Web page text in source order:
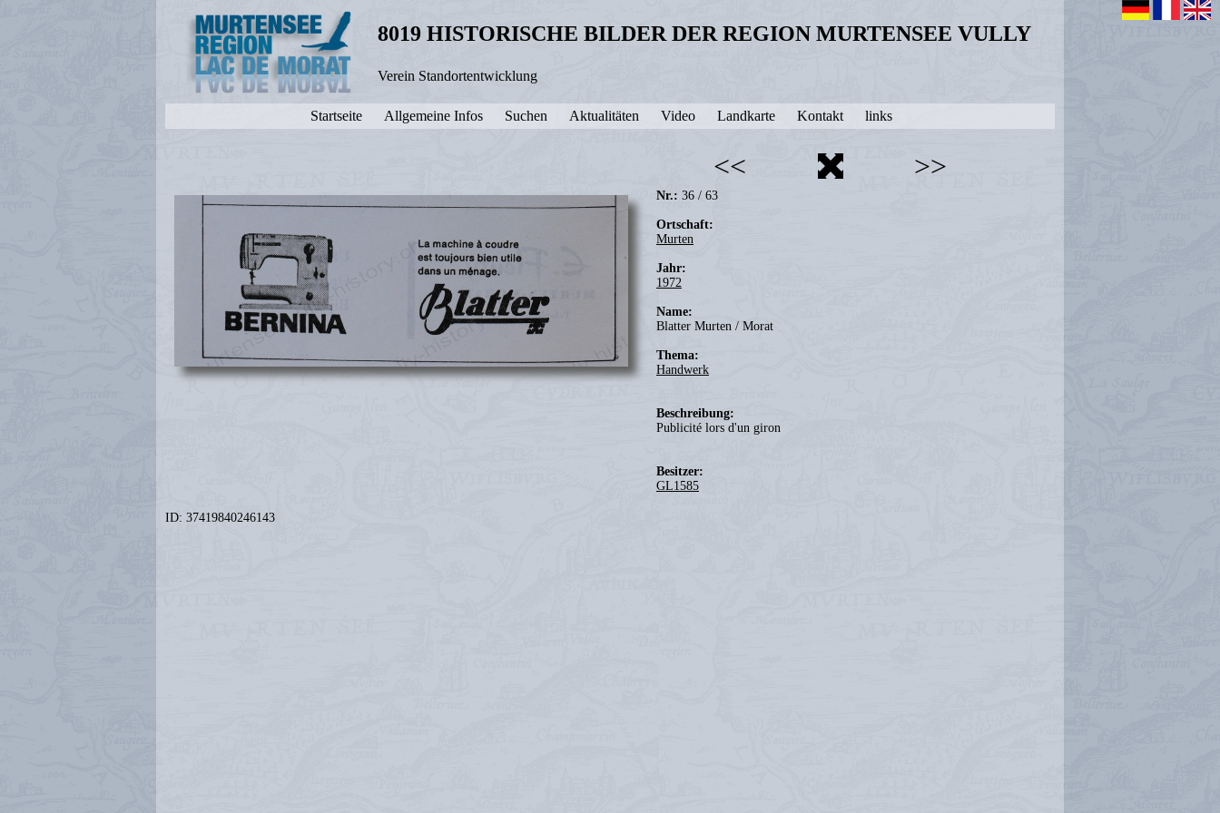
8019 HISTORISCHE BILDER DER REGION MURTENSEE VULLY
Verein Standortentwicklung
Startseite Allgemeine Infos Suchen Aktualitäten Video Landkarte Kontakt links
<< >>
Nr.: 36 / 63
Ortschaft:
Murten
Jahr:
1972
Name:
Blatter Murten / Morat
Thema:
Handwerk
Beschreibung:
Publicité lors d'un giron
Besitzer:
GL1585
ID: 37419840246143